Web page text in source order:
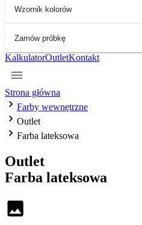
Wzornik kolorów
Zamów próbkę
KalkulatorOutletKontakt
Strona główna
Farby wewnętrzne
Outlet
Farba lateksowa
Outlet
Farba lateksowa